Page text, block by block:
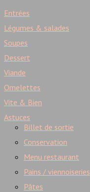
Entrées
Légumes & salades
Soupes
Dessert
Viande
Omelettes
Vite & Bien
Astuces
Billet de sortie
Conservation
Menu restaurant
Pains / viennoiseries
Pâtes